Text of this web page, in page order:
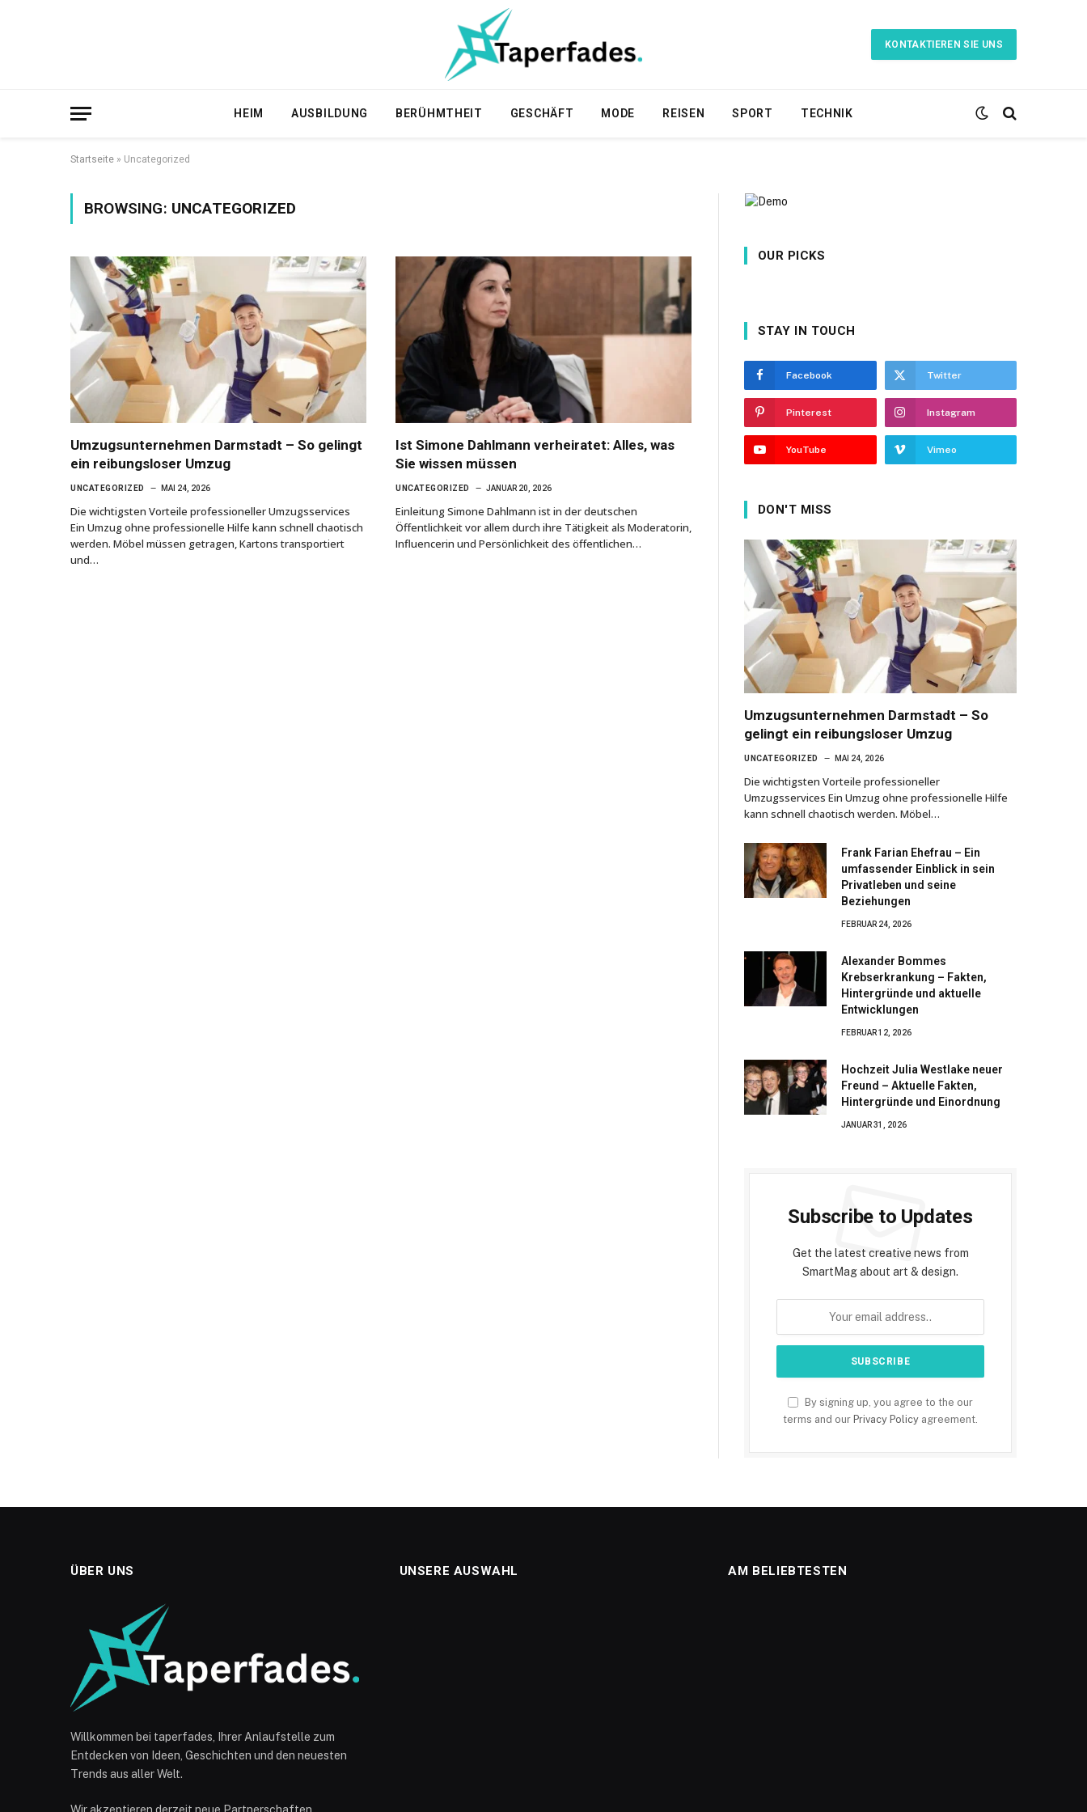
KONTAKTIEREN SIE UNS
HEIM AUSBILDUNG BERÜHMTHEIT GESCHÄFT MODE REISEN SPORT TECHNIK
Startseite » Uncategorized
BROWSING: UNCATEGORIZED
Umzugsunternehmen Darmstadt – So gelingt
ein reibungsloser Umzug
UNCATEGORIZED MAI 24, 2026
Die wichtigsten Vorteile professioneller Umzugsservices
Ein Umzug ohne professionelle Hilfe kann schnell chaotisch
werden. Möbel müssen getragen, Kartons transportiert
und…
Ist Simone Dahlmann verheiratet: Alles, was
Sie wissen müssen
UNCATEGORIZED JANUAR 20, 2026
Einleitung Simone Dahlmann ist in der deutschen
Öffentlichkeit vor allem durch ihre Tätigkeit als Moderatorin,
Influencerin und Persönlichkeit des öffentlichen…
OUR PICKS
STAY IN TOUCH
Facebook Twitter
Pinterest Instagram
YouTube Vimeo
DON'T MISS
Umzugsunternehmen Darmstadt – So
gelingt ein reibungsloser Umzug
UNCATEGORIZED MAI 24, 2026
Die wichtigsten Vorteile professioneller
Umzugsservices Ein Umzug ohne professionelle Hilfe
kann schnell chaotisch werden. Möbel…
Frank Farian Ehefrau – Ein
umfassender Einblick in sein
Privatleben und seine
Beziehungen
FEBRUAR 24, 2026
Alexander Bommes
Krebserkrankung – Fakten,
Hintergründe und aktuelle
Entwicklungen
FEBRUAR 12, 2026
Hochzeit Julia Westlake neuer
Freund – Aktuelle Fakten,
Hintergründe und Einordnung
JANUAR 31, 2026
Subscribe to Updates
Get the latest creative news from
SmartMag about art & design.
By signing up, you agree to the our
terms and our Privacy Policy agreement.
ÜBER UNS
Willkommen bei taperfades, Ihrer Anlaufstelle zum
Entdecken von Ideen, Geschichten und den neuesten
Trends aus aller Welt.
UNSERE AUSWAHL AM BELIEBTESTEN